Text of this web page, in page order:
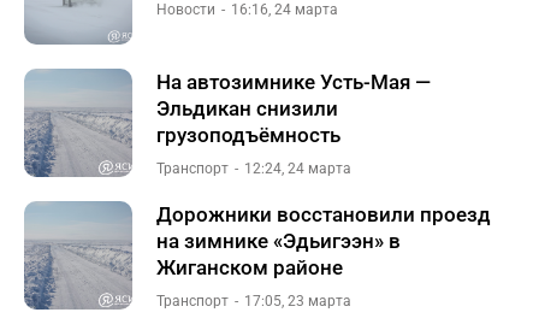
Новости 16:16, 24 марта
На автозимнике Усть-Мая —
Эльдикан снизили
грузоподъёмность
Транспорт 12:24, 24 марта
Дорожники восстановили проезд
на зимнике «Эдьигээн» в
Жиганском районе
Транспорт 17:05, 23 марта